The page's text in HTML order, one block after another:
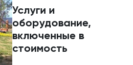
Услуги и
оборудование,
включенные в
стоимость